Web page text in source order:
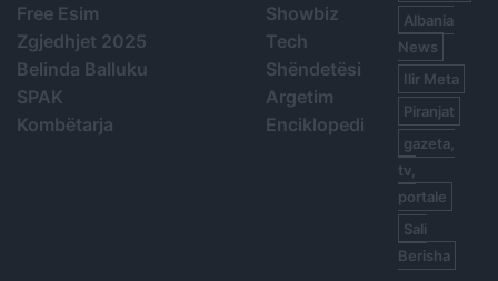
Free Esim
Zgjedhjet 2025
Belinda Balluku
SPAK
Kombëtarja
Showbiz
Tech
Shëndetësi
Argetim
Enciklopedi
Albania
News
Ilir Meta
Piranjat
gazeta,
tv,
portale
Sali
Berisha